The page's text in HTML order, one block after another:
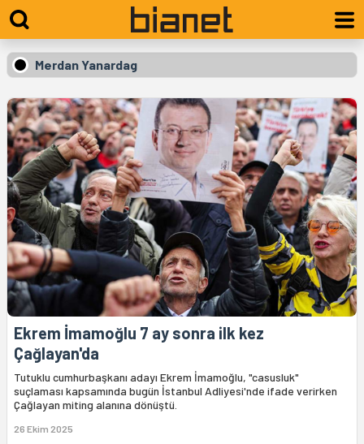
Merdan Yanardag
Ekrem İmamoğlu 7 ay sonra ilk kez
Çağlayan'da
Tutuklu cumhurbaşkanı adayı Ekrem İmamoğlu, "casusluk"
suçlaması kapsamında bugün İstanbul Adliyesi'nde ifade verirken
Çağlayan miting alanına dönüştü.
26 Ekim 2025